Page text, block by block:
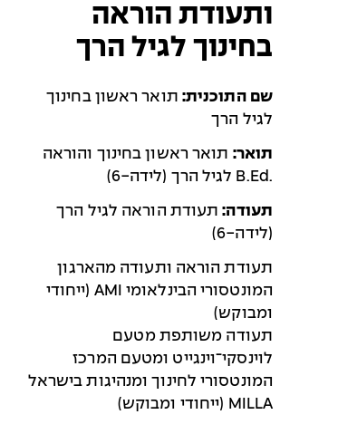
ותעודת הוראה
בחינוך לגיל הרך
שם התוכנית: תואר ראשון בחינוך
לגיל הרך
תואר: תואר ראשון בחינוך והוראה
.B.Ed לגיל הרך (לידה-6)
תעודה: תעודת הוראה לגיל הרך
(לידה-6)
תעודת הוראה ותעודה מהארגון
המונטסורי הבינלאומי AMI (ייחודי
ומבוקש)
תעודה משותפת מטעם
לוינסקי־וינגייט ומטעם המרכז
המונטסורי לחינוך ומנהיגות בישראל
MILLA (ייחודי ומבוקש)